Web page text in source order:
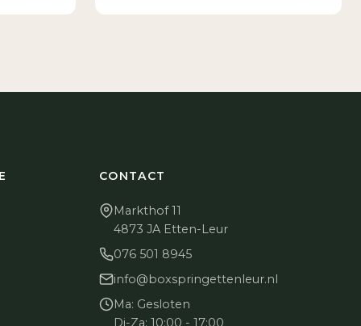
CONTACT
Markthof 11
4873 JA Etten-Leur
076 501 8945
info@boxspringettenleur.nl
Ma: Gesloten
Di-Za: 10:00 - 17:00